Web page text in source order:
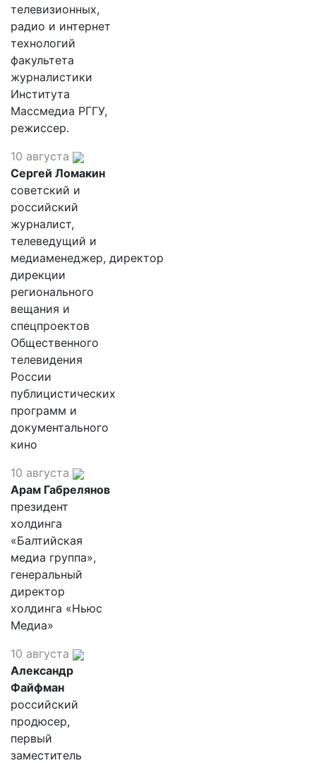
телевизионных,
радио и интернет
технологий
факультета
журналистики
Института
Массмедиа РГГУ,
режиссер.
10 августа
Сергей Ломакин
советский и
российский
журналист,
телеведущий и
медиаменеджер, директор
дирекции
регионального
вещания и
спецпроектов
Общественного
телевидения
России
публицистических
программ и
документального
кино
10 августа
Арам Габрелянов
президент
холдинга
«Балтийская
медиа группа»,
генеральный
директор
холдинга «Ньюс
Медиа»
10 августа
Александр
Файфман
российский
продюсер,
первый
заместитель